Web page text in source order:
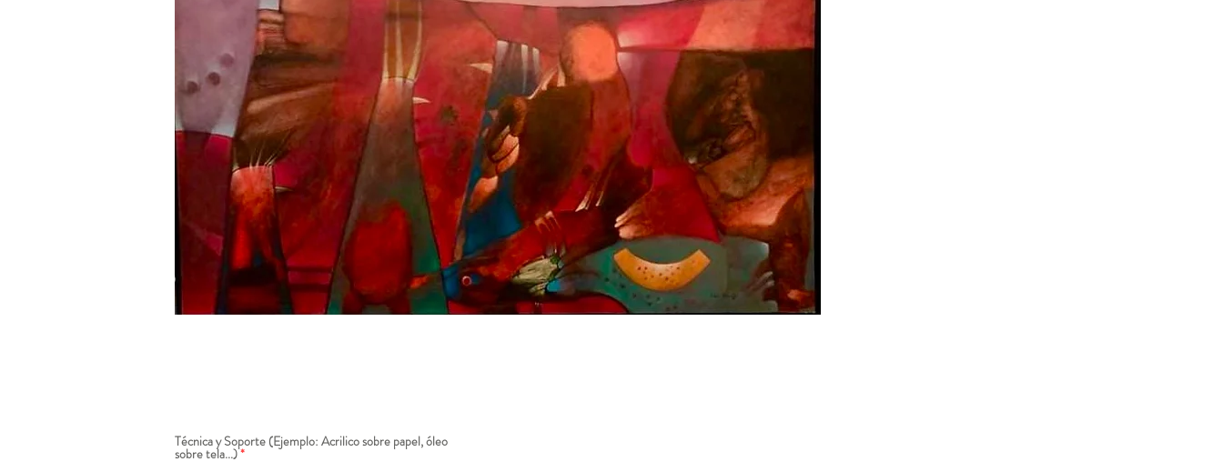
Técnica y Soporte (Ejemplo: Acrilico sobre papel, óleo
sobre tela...)